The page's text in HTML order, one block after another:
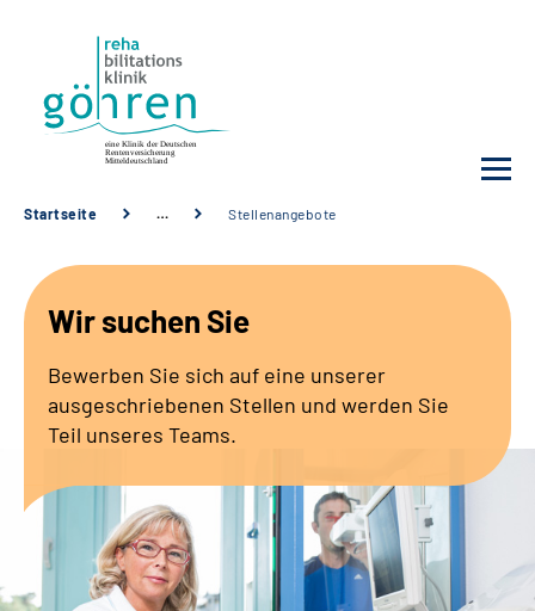
Ihre Reha
Krankheitsbilder
Karriere
Erweiterte Suche
Startseite … Stellenangebote
Wir suchen Sie
Bewerben Sie sich auf eine unserer
ausgeschriebenen Stellen und werden Sie
Teil unseres Teams.